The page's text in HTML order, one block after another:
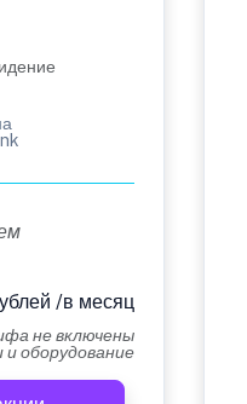
/в месяц
не включены
оборудование